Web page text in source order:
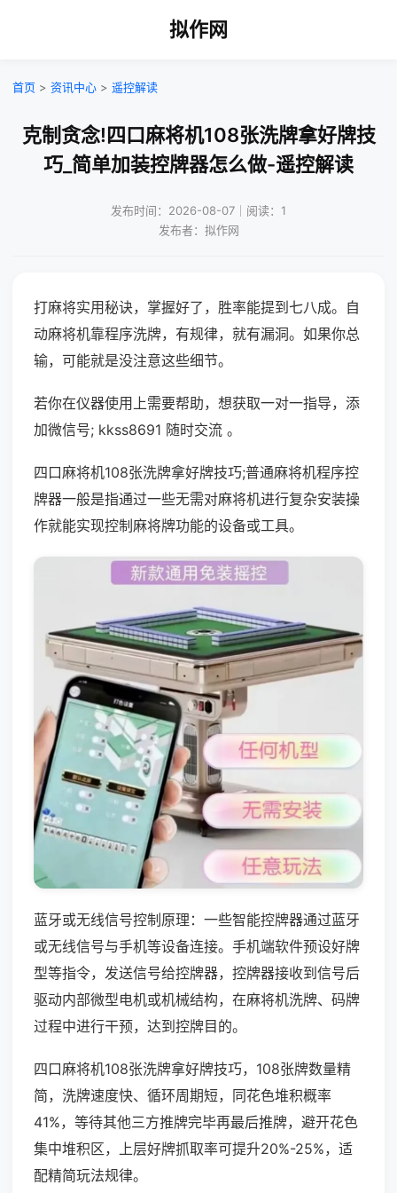
拟作网
首页 > 资讯中心 > 遥控解读
克制贪念!四口麻将机108张洗牌拿好牌技
巧_简单加装控牌器怎么做-遥控解读
发布时间：2026-08-07｜阅读：1
发布者：拟作网
打麻将实用秘诀，掌握好了，胜率能提到七八成。自
动麻将机靠程序洗牌，有规律，就有漏洞。如果你总
输，可能就是没注意这些细节。
若你在仪器使用上需要帮助，想获取一对一指导，添
加微信号; kkss8691 随时交流 。
四口麻将机108张洗牌拿好牌技巧;普通麻将机程序控
牌器一般是指通过一些无需对麻将机进行复杂安装操
作就能实现控制麻将牌功能的设备或工具。
蓝牙或无线信号控制原理：一些智能控牌器通过蓝牙
或无线信号与手机等设备连接。手机端软件预设好牌
型等指令，发送信号给控牌器，控牌器接收到信号后
驱动内部微型电机或机械结构，在麻将机洗牌、码牌
过程中进行干预，达到控牌目的。
四口麻将机108张洗牌拿好牌技巧，108张牌数量精
简，洗牌速度快、循环周期短，同花色堆积概率
41%，等待其他三方推牌完毕再最后推牌，避开花色
集中堆积区，上层好牌抓取率可提升20%-25%，适
配精简玩法规律。